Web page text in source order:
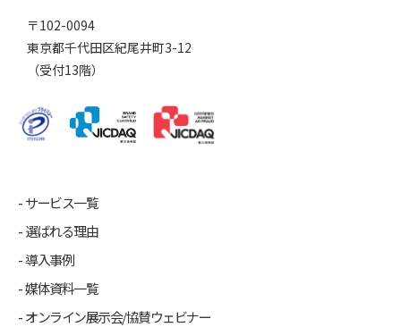
〒102-0094
東京都千代田区紀尾井町3-12
（受付13階）
サービス一覧
選ばれる理由
導入事例
媒体資料一覧
オンライン展示会/協賛ウェビナー